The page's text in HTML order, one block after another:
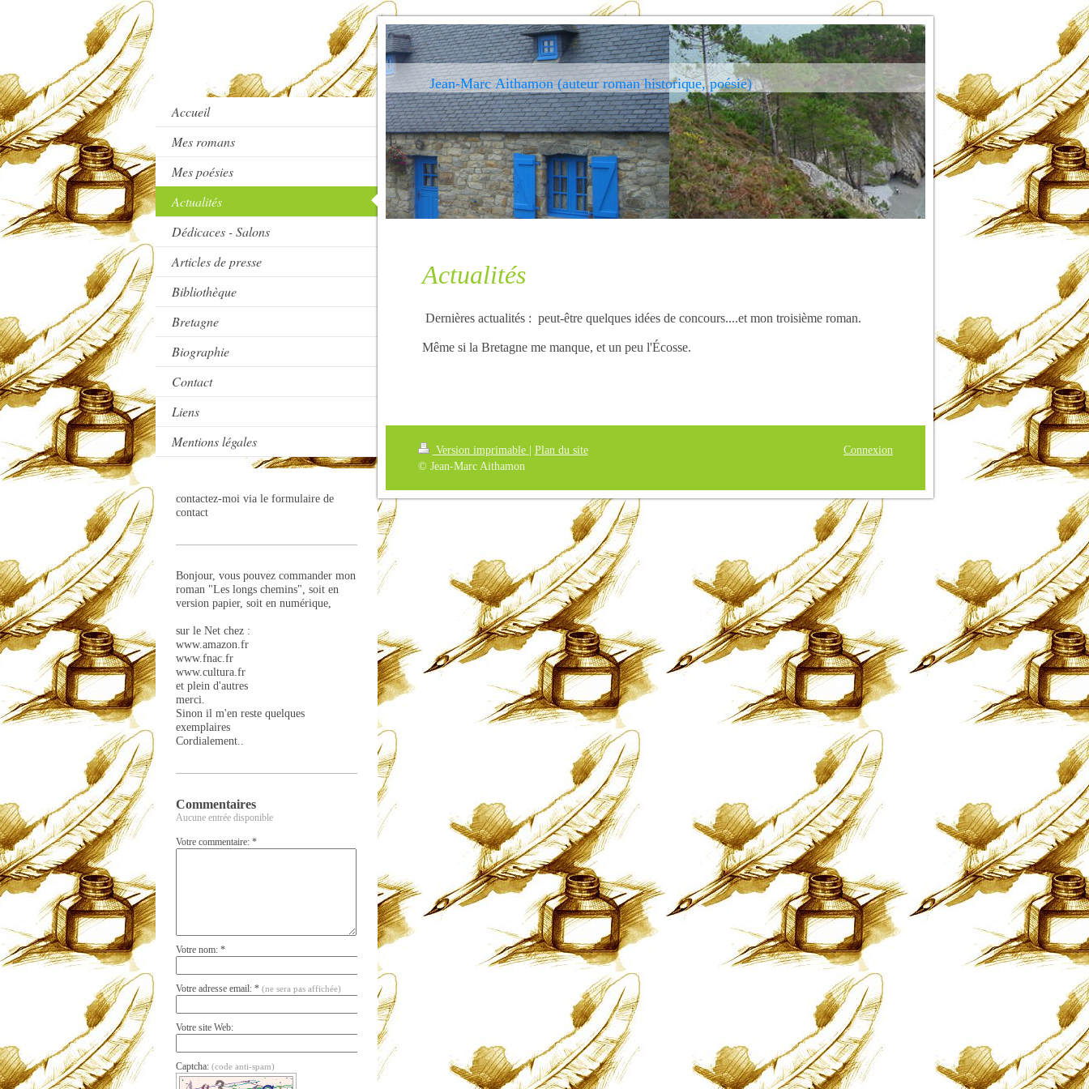
Jean-Marc Aithamon (auteur roman historique, poésie)
Actualités
Dernières actualités : peut-être quelques idées de concours....et mon troisième roman.
Même si la Bretagne me manque, et un peu l'Écosse.
Version imprimable | Plan du site
© Jean-Marc Aithamon
Connexion
Accueil
Mes romans
Mes poésies
Actualités
Dédicaces - Salons
Articles de presse
Bibliothèque
Bretagne
Biographie
Contact
Liens
Mentions légales
contactez-moi via le formulaire de
contact
Bonjour, vous pouvez commander mon
roman "Les longs chemins", soit en
version papier, soit en numérique,
sur le Net chez :
www.amazon.fr
www.fnac.fr
www.cultura.fr
et plein d'autres
merci.
Sinon il m'en reste quelques
exemplaires
Cordialement..
Commentaires
Aucune entrée disponible
Votre commentaire: *
Votre nom: *
Votre adresse email: * (ne sera pas affichée)
Votre site Web:
Captcha: (code anti-spam)